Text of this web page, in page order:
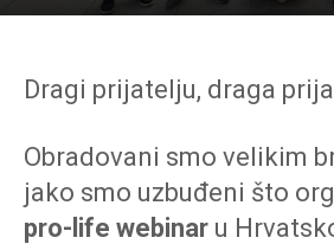
Dragi prijatelju, draga
Obradovani smo velikim
jako smo uzbuđeni što
pro-life webinar u